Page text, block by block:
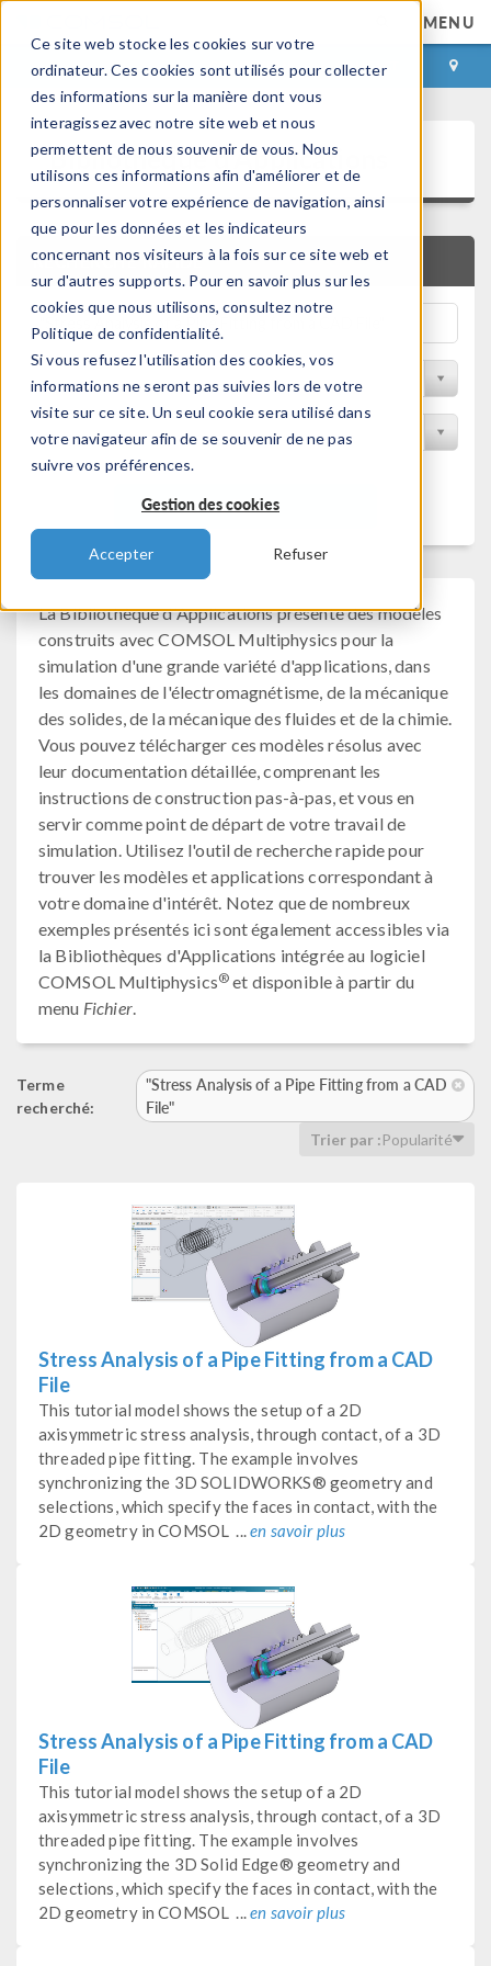
Ce site web stocke les cookies sur votre
ordinateur. Ces cookies sont utilisés pour collecter
des informations sur la manière dont vous
interagissez avec notre site web et nous
permettent de nous souvenir de vous. Nous
utilisons ces informations afin d'améliorer et de
personnaliser votre expérience de navigation, ainsi
que pour les données et les indicateurs
concernant nos visiteurs à la fois sur ce site web et
sur d'autres supports. Pour en savoir plus sur les
cookies que nous utilisons, consultez notre
Politique de confidentialité.
Si vous refusez l'utilisation des cookies, vos
informations ne seront pas suivies lors de votre
visite sur ce site. Un seul cookie sera utilisé dans
votre navigateur afin de se souvenir de ne pas
suivre vos préférences.
Gestion des cookies
Accepter Refuser
MENU
CONNEXION CONTACT
Bibliothèque d'Applications
RECHERCHE RAPIDE
Trier par Discipline
Filtrer par produit
Filtrer
La Bibliothèque d'Applications présente des modèles
construits avec COMSOL Multiphysics pour la
simulation d'une grande variété d'applications, dans
les domaines de l'électromagnétisme, de la mécanique
des solides, de la mécanique des fluides et de la chimie.
Vous pouvez télécharger ces modèles résolus avec
leur documentation détaillée, comprenant les
instructions de construction pas-à-pas, et vous en
servir comme point de départ de votre travail de
simulation. Utilisez l'outil de recherche rapide pour
trouver les modèles et applications correspondant à
votre domaine d'intérêt. Notez que de nombreux
exemples présentés ici sont également accessibles via
la Bibliothèques d'Applications intégrée au logiciel
COMSOL Multiphysics® et disponible à partir du
menu Fichier.
Terme
recherché:
"Stress Analysis of a Pipe Fitting from a CAD
File"
Trier par :Popularité
Stress Analysis of a Pipe Fitting from a CAD
File
This tutorial model shows the setup of a 2D
axisymmetric stress analysis, through contact, of a 3D
threaded pipe fitting. The example involves
synchronizing the 3D SOLIDWORKS® geometry and
selections, which specify the faces in contact, with the
2D geometry in COMSOL ...en savoir plus
Stress Analysis of a Pipe Fitting from a CAD
File
This tutorial model shows the setup of a 2D
axisymmetric stress analysis, through contact, of a 3D
threaded pipe fitting. The example involves
synchronizing the 3D Solid Edge® geometry and
selections, which specify the faces in contact, with the
2D geometry in COMSOL ...en savoir plus